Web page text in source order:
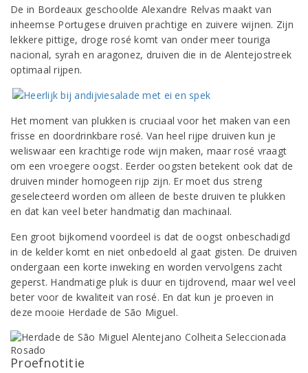
De in Bordeaux geschoolde Alexandre Relvas maakt van
inheemse Portugese druiven prachtige en zuivere wijnen. Zijn
lekkere pittige, droge rosé komt van onder meer touriga
nacional, syrah en aragonez, druiven die in de Alentejostreek
optimaal rijpen.
Het moment van plukken is cruciaal voor het maken van een
frisse en doordrinkbare rosé. Van heel rijpe druiven kun je
weliswaar een krachtige rode wijn maken, maar rosé vraagt
om een vroegere oogst. Eerder oogsten betekent ook dat de
druiven minder homogeen rijp zijn. Er moet dus streng
geselecteerd worden om alleen de beste druiven te plukken
en dat kan veel beter handmatig dan machinaal.
Een groot bijkomend voordeel is dat de oogst onbeschadigd
in de kelder komt en niet onbedoeld al gaat gisten. De druiven
ondergaan een korte inweking en worden vervolgens zacht
geperst. Handmatige pluk is duur en tijdrovend, maar wel veel
beter voor de kwaliteit van rosé. En dat kun je proeven in
deze mooie Herdade de São Miguel.
Proefnotitie